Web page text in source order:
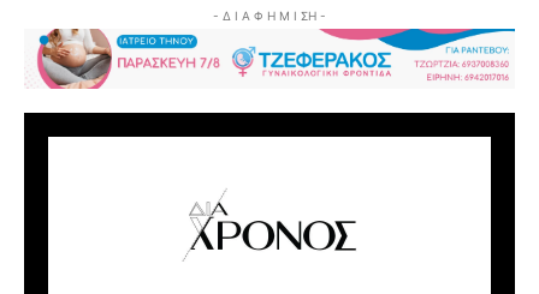
- Δ Ι Α Φ Η Μ Ι ΣΗ -